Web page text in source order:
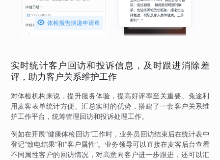
 体检报告快递申请单
实时统计客户回访和投诉信息，及时跟进消除差
评，助力客户关系维护工作
对体检机构来说，提升服务体验，提高好评率至关重要。兔途利
用麦客表单统计方便、汇总实时的优势，搭建了一套客户关系维
护工作平台，统筹管理回访和投诉处理工作。
例如在开展“健康体检回访”工作时，业务员回访结束后在统计表中
登记“致电结果”和“客户属性”。业务领导可以直接在麦客后台查看
不同属性客户的回访情况，对高意向客户进一步跟进，还可以汇